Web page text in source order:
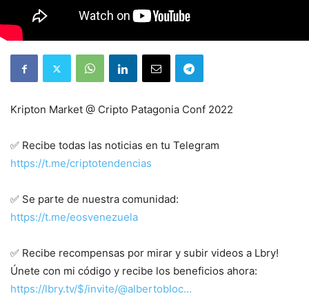
Kripton Market @ Cripto Patagonia Conf 2022
✅ Recibe todas las noticias en tu Telegram
https://t.me/criptotendencias
✅ Se parte de nuestra comunidad:
https://t.me/eosvenezuela
✅ Recibe recompensas por mirar y subir videos a Lbry!
Únete con mi código y recibe los beneficios ahora:
https://lbry.tv/$/invite/@albertobloc…